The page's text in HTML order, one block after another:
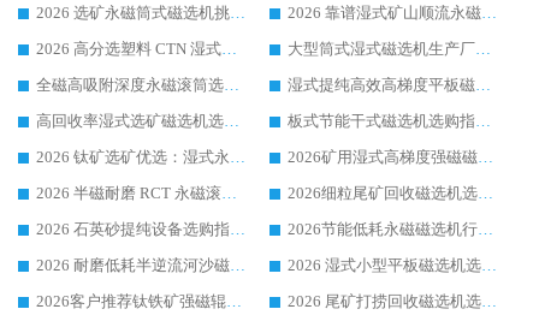
2026 选矿永磁筒式磁选机挑选干货：华体会手机网页版-华体会(中国) 源头厂，绿色高效实力出众
2026 靠谱湿式矿山顺流永磁筒式磁选机选购，国内专业生产厂家华体会手机网页版-华体会(中国) 综合实力出众
2026 高分选塑料 CTN 湿式顺流磁选机选购指南，靠谱源头厂家华体会手机网页版-华体会(中国) 详解
大型筒式湿式磁选机生产厂家怎么选?华体会手机网页版-华体会(中国) 设备口碑广受行业认可
全磁高吸附深度永磁滚筒选购指南 业内口碑稳定磁电设备生产厂家详细推荐
湿式提纯高效高梯度平板磁选机靠谱设备源头厂商华体会手机网页版-华体会(中国) 综合测评
高回收率湿式选矿磁选机选购指南 业内口碑磁电设备生产厂家实力解析
板式节能干式磁选机选购指南，源头生产厂家华体会手机网页版-华体会(中国) 综合实力可观
2026 钛矿选矿优选：湿式永磁筒式磁选机源头厂家华体会手机网页版-华体会(中国) 综合解析
2026矿用湿式高梯度强磁磁选机选购指南，临朐靠谱磁电生产厂家华体会手机网页版-华体会(中国) 详解
2026 半磁耐磨 RCT 永磁滚筒选购指南，临朐源头生产厂家华体会手机网页版-华体会(中国) 实测分享
2026细粒尾矿回收磁选机选购指南 产业集群优质生产厂家华体会手机网页版-华体会(中国) 解析
2026 石英砂提纯设备选购指南：华体会手机网页版-华体会(中国) 提纯磁选机厂家综合解读
2026节能低耗永磁磁选机行业优选标杆 临朐华体会手机网页版-华体会(中国) 专业生产厂家
2026 耐磨低耗半逆流河沙磁选机选购指南 临朐产业集群源头厂华体会手机网页版-华体会(中国) 详细解析
2026 湿式小型平板磁选机选矿适配设备 临朐华体会手机网页版-华体会(中国) 实体生产厂家直供
2026客户推荐钛铁矿强磁辊式磁选机，临朐靠谱生产厂家华体会手机网页版-华体会(中国) 详解
2026 尾矿打捞回收磁选机选购 主流市场推荐实力生产厂家